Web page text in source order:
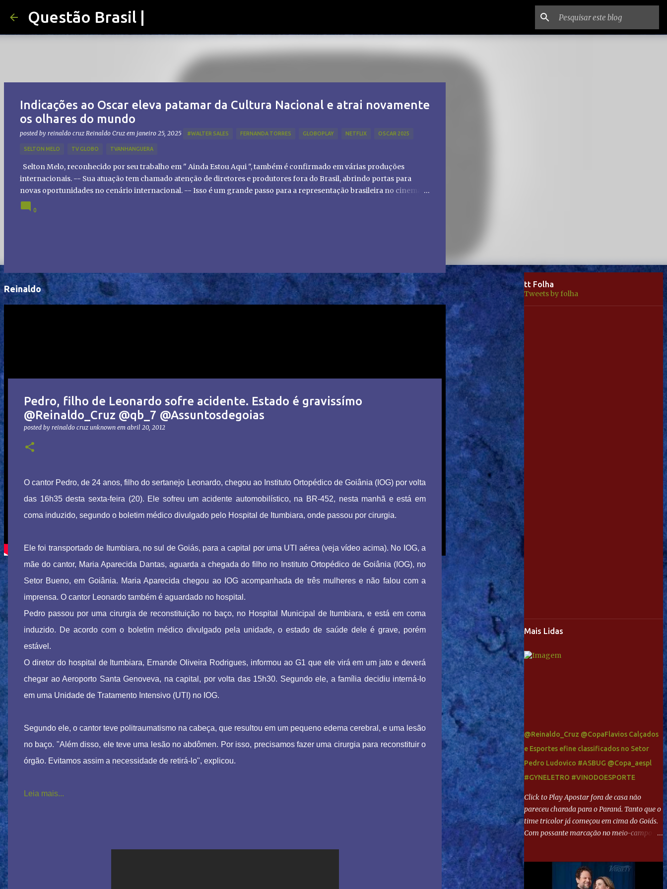
Questão Brasil |
Indicações ao Oscar eleva patamar da Cultura Nacional e atrai novamente
os olhares do mundo
posted by reinaldo cruz Reinaldo Cruz em janeiro 25, 2025 #WALTER SALES FERNANDA TORRES GLOBOPLAY NETFLIX OSCAR 2025
SELTON MELO TV GLOBO TVANHANGUERA
Selton Melo, reconhecido por seu trabalho em " Ainda Estou Aqui ", também é confirmado em várias produções
internacionais. -- Sua atuação tem chamado atenção de diretores e produtores fora do Brasil, abrindo portas para
novas oportunidades no cenário internacional. -- Isso é um grande passo para a representação brasileira no cinema
global!
0
Reinaldo
Pedro, filho de Leonardo sofre acidente. Estado é gravissímo
@Reinaldo_Cruz @qb_7 @Assuntosdegoias
posted by reinaldo cruz unknown em abril 20, 2012
O cantor Pedro, de 24 anos, filho do sertanejo Leonardo, chegou ao Instituto Ortopédico de Goiânia (IOG) por volta
das 16h35 desta sexta-feira (20). Ele sofreu um acidente automobilístico, na BR-452, nesta manhã e está em
coma induzido, segundo o boletim médico divulgado pelo Hospital de Itumbiara, onde passou por cirurgia.
Ele foi transportado de Itumbiara, no sul de Goiás, para a capital por uma UTI aérea (veja vídeo acima). No IOG, a
mãe do cantor, Maria Aparecida Dantas, aguarda a chegada do filho no Instituto Ortopédico de Goiânia (IOG), no
Setor Bueno, em Goiânia. Maria Aparecida chegou ao IOG acompanhada de três mulheres e não falou com a
imprensa. O cantor Leonardo também é aguardado no hospital.
Pedro passou por uma cirurgia de reconstituição no baço, no Hospital Municipal de Itumbiara, e está em coma
induzido. De acordo com o boletim médico divulgado pela unidade, o estado de saúde dele é grave, porém
estável.
O diretor do hospital de Itumbiara, Ernande Oliveira Rodrigues, informou ao G1 que ele virá em um jato e deverá
chegar ao Aeroporto Santa Genoveva, na capital, por volta das 15h30. Segundo ele, a família decidiu interná-lo
em uma Unidade de Tratamento Intensivo (UTI) no IOG.
Segundo ele, o cantor teve politraumatismo na cabeça, que resultou em um pequeno edema cerebral, e uma lesão
no baço. "Além disso, ele teve uma lesão no abdômen. Por isso, precisamos fazer uma cirurgia para reconstituir o
órgão. Evitamos assim a necessidade de retirá-lo", explicou.
Leia mais...
tt Folha
Tweets by folha
Mais Lidas
@Reinaldo_Cruz @CopaFlavios Calçados
e Esportes efine classificados no Setor
Pedro Ludovico #ASBUG @Copa_aespl
#GYNELETRO #VINODOESPORTE
Click to Play Apostar fora de casa não
pareceu charada para o Paraná. Tanto que o
time tricolor já começou em cima do Goiás.
Com possante marcação no meio-campo e
direita, invadiu a área e bateu cruzado no
canto, sem chance para Harlei. Tal qual o